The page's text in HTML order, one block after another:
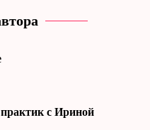
с Ириной